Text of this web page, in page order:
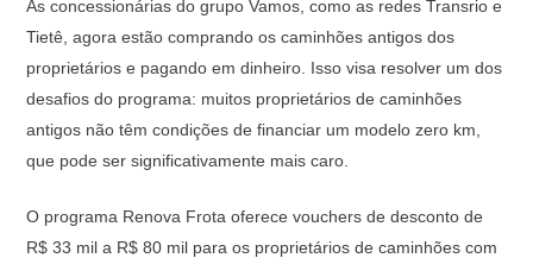
As concessionárias do grupo Vamos, como as redes Transrio e
Tietê, agora estão comprando os caminhões antigos dos
proprietários e pagando em dinheiro. Isso visa resolver um dos
desafios do programa: muitos proprietários de caminhões
antigos não têm condições de financiar um modelo zero km,
que pode ser significativamente mais caro.
O programa Renova Frota oferece vouchers de desconto de
R$ 33 mil a R$ 80 mil para os proprietários de caminhões com